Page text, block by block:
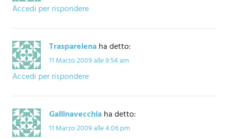
Accedi per rispondere
Trasparelenaha detto:
11 Marzo 2009 alle 9:54 am
Accedi per rispondere
Gallinavecchiaha detto:
11 Marzo 2009 alle 4:06 pm